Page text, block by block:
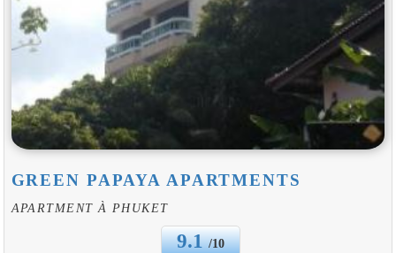
GREEN PAPAYA APARTMENTS
APARTMENT À PHUKET
9.1/10